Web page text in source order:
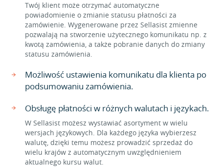
Twój klient może otrzymać automatyczne
powiadomienie o zmianie statusu płatności za
zamówienie. Wygenerowane przez Sellasist zmienne
pozwalają na stworzenie użytecznego komunikatu np. z
kwotą zamówienia, a także pobranie danych do zmiany
statusu zamówienia.
Możliwość ustawienia komunikatu dla klienta po
podsumowaniu zamówienia.
Obsługę płatności w różnych walutach i językach.
W Sellasist możesz wystawiać asortyment w wielu
wersjach językowych. Dla każdego języka wybierzesz
walutę, dzięki temu możesz prowadzić sprzedaż do
wielu krajów z automatycznym uwzględnieniem
aktualnego kursu walut.